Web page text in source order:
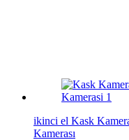
ikinci el Kask
Kamerası